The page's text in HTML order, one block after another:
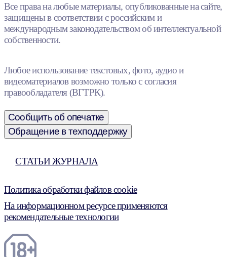
Все права на любые материалы, опубликованные на сайте,
защищены в соответствии с российским и
международным законодательством об интеллектуальной
собственности.
Любое использование текстовых, фото, аудио и
видеоматериалов возможно только с согласия
правообладателя (ВГТРК).
Сообщить об опечатке
Обращение в техподдержку
СТАТЬИ ЖУРНАЛА
Политика обработки файлов cookie
На информационном ресурсе применяются
рекомендательные технологии